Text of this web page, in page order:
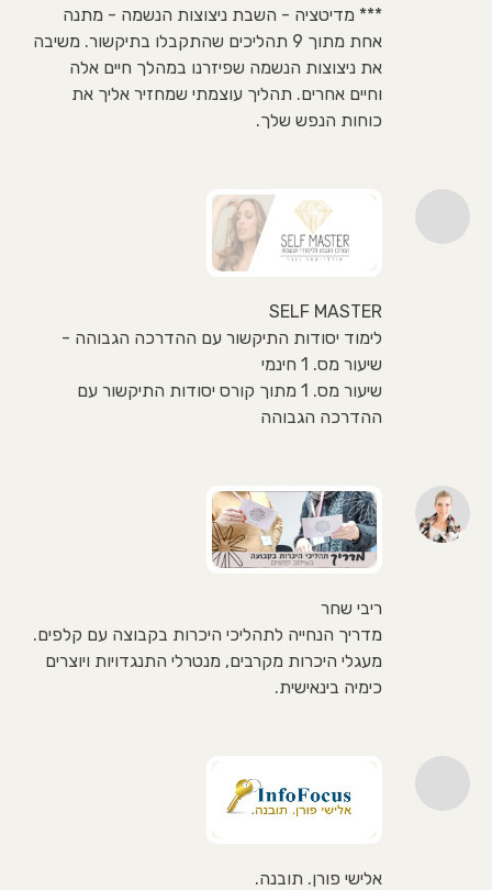
*** מדיטציה - השבת ניצוצות הנשמה - מתנה
אחת מתוך 9 תהליכים שהתקבלו בתיקשור. משיבה
את ניצוצות הנשמה שפיזרנו במהלך חיים אלה
וחיים אחרים. תהליך עוצמתי שמחזיר אליך את
כוחות הנפש שלך.
SELF MASTER
לימוד יסודות התיקשור עם ההדרכה הגבוהה -
שיעור מס. 1 חינמי
שיעור מס. 1 מתוך קורס יסודות התיקשור עם
ההדרכה הגבוהה
ריבי שחר
מדריך הנחייה לתהליכי היכרות בקבוצה עם קלפים.
מעגלי היכרות מקרבים, מנטרלי התנגדויות ויוצרים
כימיה בינאישית.
אלישי פורן. תובנה.